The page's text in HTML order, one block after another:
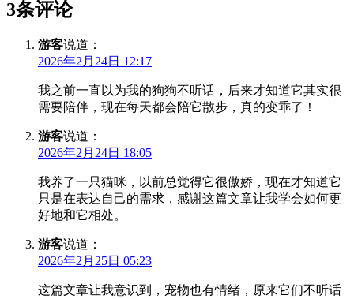
3条评论
游客说道：
2026年2月24日 12:17
我之前一直以为我的狗狗不听话，后来才知道它其实很
需要陪伴，现在每天都会陪它散步，真的变乖了！
游客说道：
2026年2月24日 18:05
我养了一只猫咪，以前总觉得它很傲娇，现在才知道它
只是在表达自己的需求，感谢这篇文章让我学会如何更
好地和它相处。
游客说道：
2026年2月25日 05:23
这篇文章让我意识到，宠物也有情绪，原来它们不听话